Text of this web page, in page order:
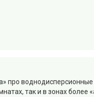
про
так и в зонах более